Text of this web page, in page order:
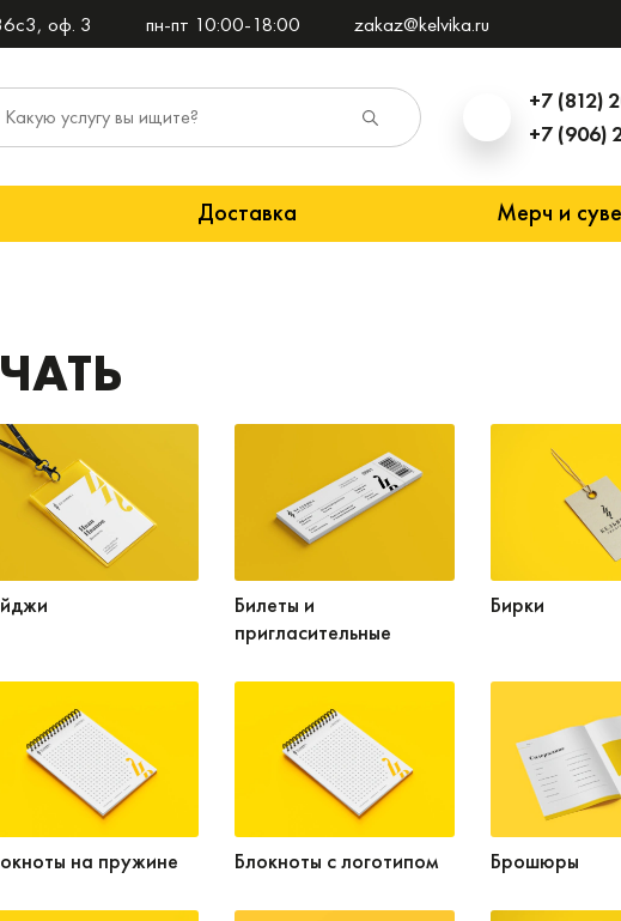
оф. 3 пн-пт 10:00-18:00 zakaz@kelvika.ru
+7 (812)
+7 (906)
Доставка Мерч и
Билеты и
пригласительные
Бирки
на пружине Блокноты с логотипом Брошюры